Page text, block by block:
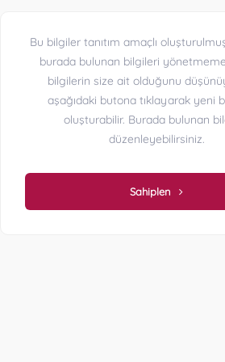
Bu bilgiler tanıtım amaçlı
burada bulunan bilgileri
bilgilerin size ait olduğunu
aşağıdaki butona tıklayarak yeni
oluşturabilir. Burada bulunan
düzenleyebilirsiniz.
Sahiplen